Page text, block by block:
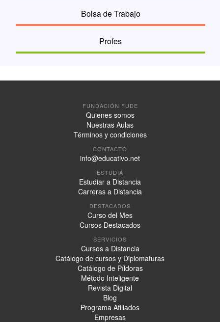
Bolsa de Trabajo
Profes
FUNDACIÓN FUDE
Quienes somos
Nuestras Aulas
Términos y condiciones
CONTACTO
info@educativo.net
ESTUDIÁ
Estudiar a Distancia
Carreras a Distancia
DESTACADOS
Curso del Mes
Cursos Destacados
SERVICIOS
Cursos a Distancia
Catálogo de cursos y Diplomaturas
Catálogo de Píldoras
Método Inteligente
Revista Digital
Blog
Programa Afiliados
Empresas